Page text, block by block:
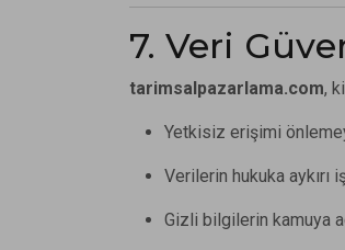
7. Veri
tarimsalpazarlama.com,
Yetkisiz erişimi
Verilerin hukuka
Gizli bilgilerin kamuya